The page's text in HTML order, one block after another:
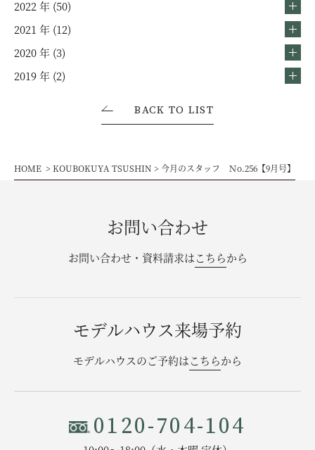
2022 年 (50)
2021 年 (12)
2020 年 (3)
2019 年 (2)
BACK TO LIST
HOME KOUBOKUYA TSUSHIN 今月のスタッフ Ｎo.256【9月号】
お問い合わせ
お問い合わせ・資料請求はこちらから
モデルハウス来場予約
モデルハウスのご予約はこちらから
0120-704-104